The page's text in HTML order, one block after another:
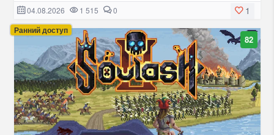
1
04.08.2026 1 515 0
Ранний доступ
82